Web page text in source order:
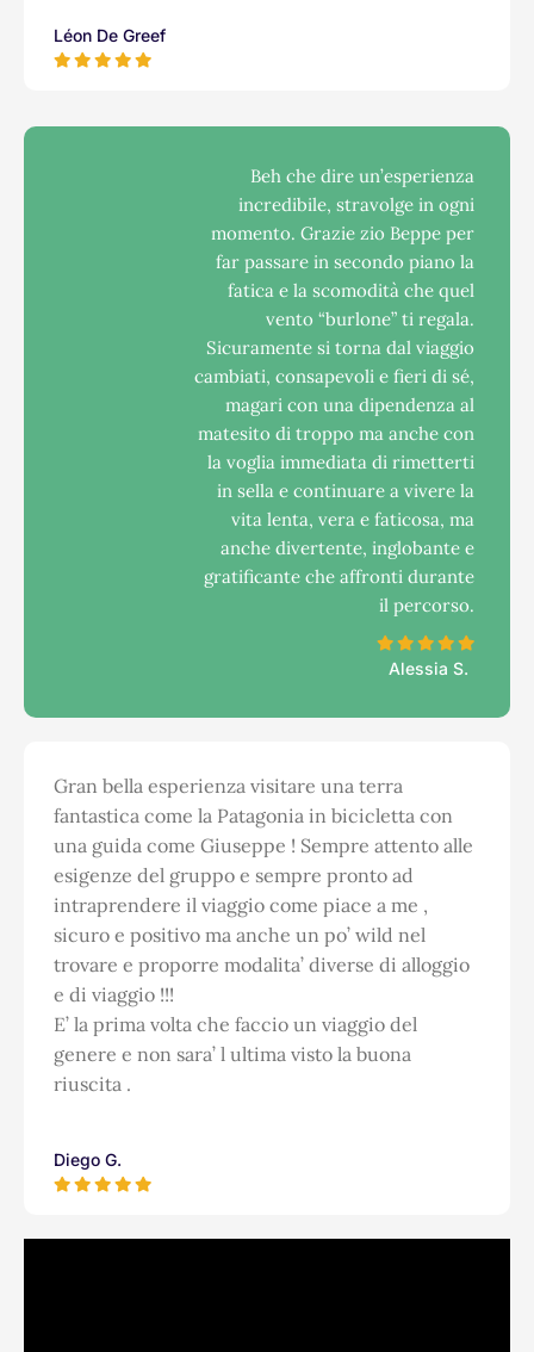
Léon De Greef
Beh che dire un’esperienza
incredibile, stravolge in ogni
momento. Grazie zio Beppe per
far passare in secondo piano la
fatica e la scomodità che quel
vento “burlone” ti regala.
Sicuramente si torna dal viaggio
cambiati, consapevoli e fieri di sé,
magari con una dipendenza al
matesito di troppo ma anche con
la voglia immediata di rimetterti
in sella e continuare a vivere la
vita lenta, vera e faticosa, ma
anche divertente, inglobante e
gratificante che affronti durante
il percorso.
Alessia S.
Gran bella esperienza visitare una terra
fantastica come la Patagonia in bicicletta con
una guida come Giuseppe ! Sempre attento alle
esigenze del gruppo e sempre pronto ad
intraprendere il viaggio come piace a me ,
sicuro e positivo ma anche un po’ wild nel
trovare e proporre modalita’ diverse di alloggio
e di viaggio !!!
E’ la prima volta che faccio un viaggio del
genere e non sara’ l ultima visto la buona
riuscita .
Diego G.